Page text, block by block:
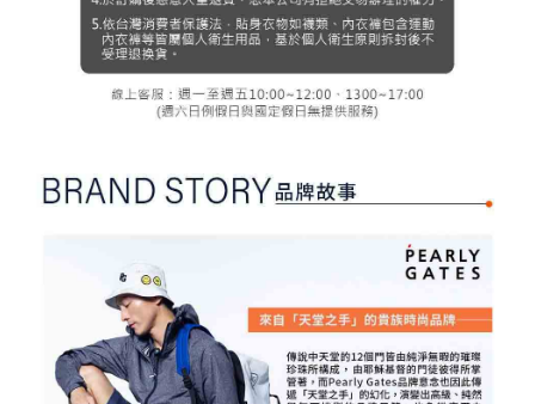
５．嚴禁一人註冊多個帳號或使用他人資訊註冊。若發現惡意使用之情形，
恩沛科技股份有限公司將有權停止該用戶之使用額度並採取法律行動。